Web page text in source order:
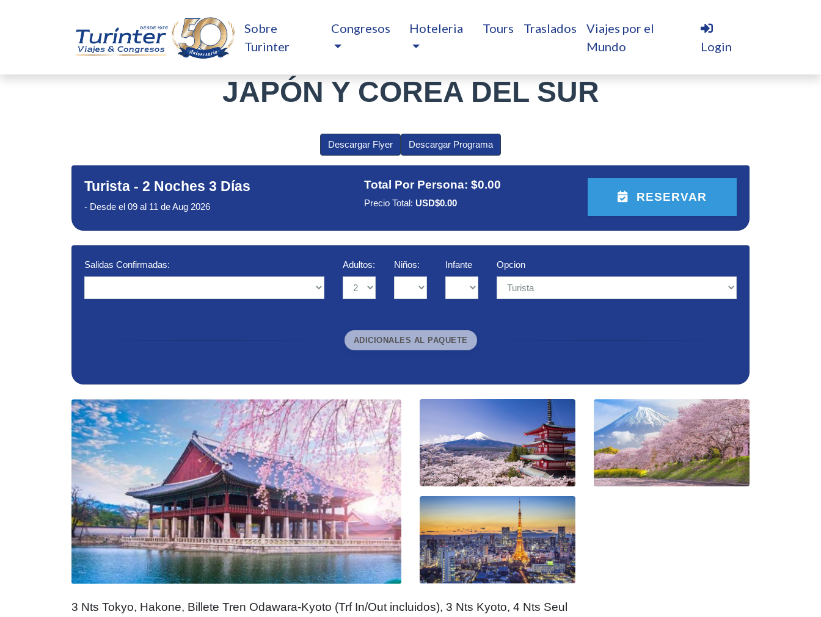
Sobre
Turinter
Congresos Hoteleria Tours Traslados
Viajes por el
Mundo
Login
JAPÓN Y COREA DEL SUR
Descargar Flyer Descargar Programa
Turista - 2 Noches 3 Días
- Desde el 09 al 11 de Aug 2026
Total Por Persona: $0.00
Precio Total: USD$0.00 RESERVAR
Salidas Confirmadas: Adultos: Niños: Infante Opcion
ADICIONALES AL PAQUETE
3 Nts Tokyo, Hakone, Billete Tren Odawara-Kyoto (Trf In/Out incluidos), 3 Nts Kyoto, 4 Nts Seul